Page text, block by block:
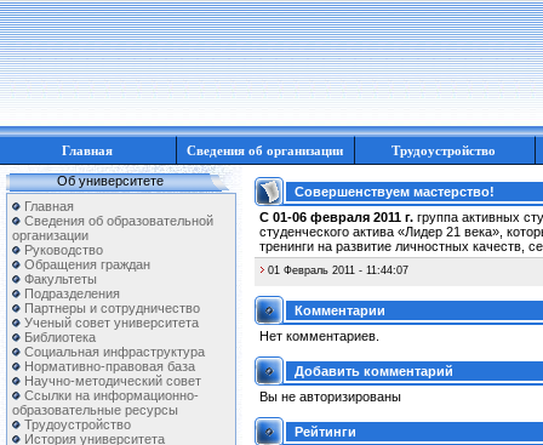
Главная Сведения об организации Трудоустройство
Об университете
Главная
Сведения об образовательной
организации
Руководство
Обращения граждан
Факультеты
Подразделения
Партнеры и сотрудничество
Ученый совет университета
Библиотека
Социальная инфраструктура
Нормативно-правовая база
Научно-методический совет
Ссылки на информационно-
образовательные ресурсы
Трудоустройство
История университета
Совершенствуем мастерство!
С 01-06 февраля 2011 г. группа активных
студенческого актива «Лидер 21 века»,
тренинги на развитие личностных качеств,
01 Февраль 2011 - 11:44:07
Комментарии
Нет комментариев.
Добавить комментарий
Вы не авторизированы
Рейтинги